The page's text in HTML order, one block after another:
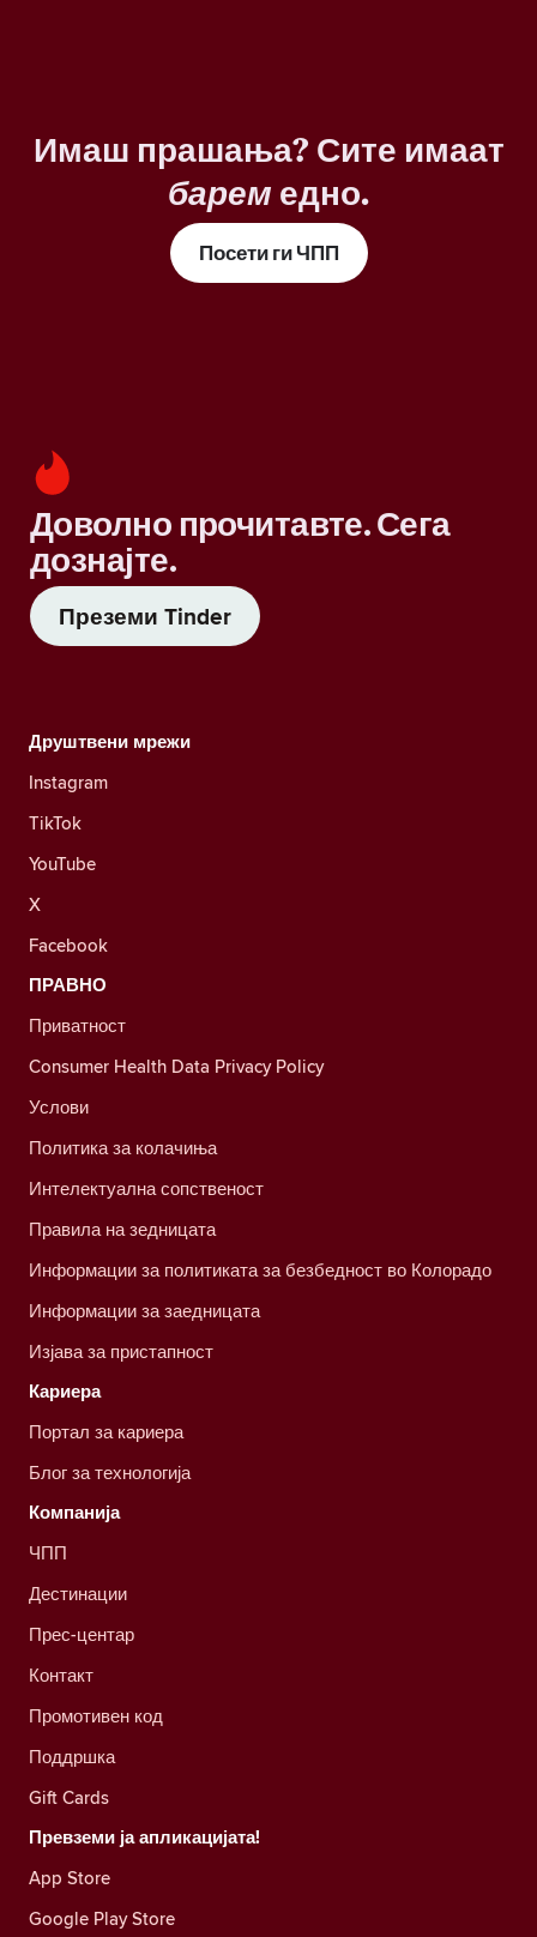
Имаш прашања? Сите имаат
барем едно.
Посети ги ЧПП
Доволно прочитавте. Сега
дознајте.
Преземи Tinder
Друштвени мрежи
Instagram
TikTok
YouTube
X
Facebook
ПРАВНО
Приватност
Consumer Health Data Privacy Policy
Услови
Политика за колачиња
Интелектуална сопственост
Правила на зедницата
Информации за политиката за безбедност во Колорадо
Информации за заедницата
Изјава за пристапност
Кариера
Портал за кариера
Блог за технологија
Компанија
ЧПП
Дестинации
Прес-центар
Контакт
Промотивен код
Поддршка
Gift Cards
Превземи ја апликацијата!
App Store
Google Play Store